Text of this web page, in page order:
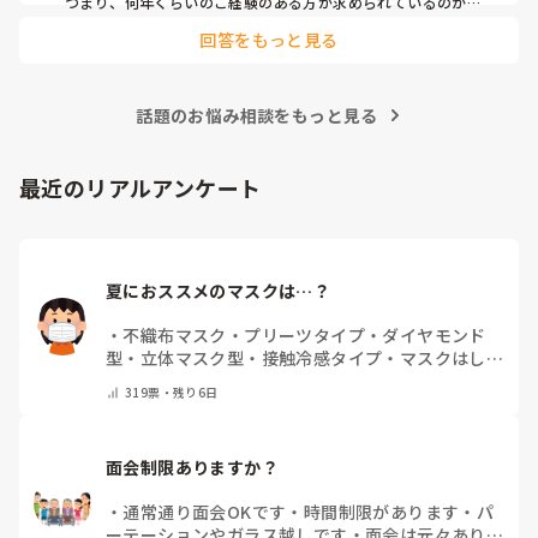
でも、せっかくのご質問、汎用的に普通に私の実際をお応えさ
事をしたい」と思ったから、ですね。本当は、なぜだからと言
て頂きました。
同じ仲間として、その疑問もよーく分かるところでしたの
回答をもっと見る
話題のお悩み相談をもっと見る
最近のリアルアンケート
夏におススメのマスクは…？
・不織布マスク ・ プリーツタイプ・ ダイヤモンド
型 ・ 立体マスク型 ・ 接触冷感タイプ ・ マスクはしま
319票・残り6日
面会制限ありますか？
・ 通常通り面会OKです ・ 時間制限があります ・ パ